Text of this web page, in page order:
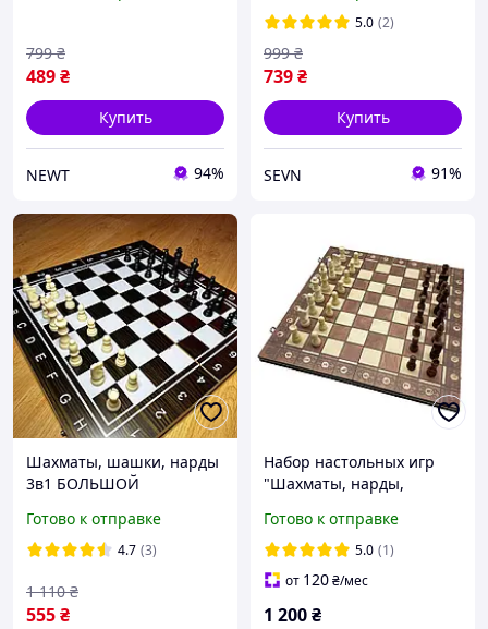
6
489₴
799 ₴
Купить
NEWT 94%
5.0 (2)
739₴
999 ₴
Купить
SEVN 91%
Шахматы, шашки, нарды
3в1 БОЛЬШОЙ
набор Настольная игра
Готово к отправке
4.7 (3)
555₴
1 110 ₴
Набор настольных игр
"Шахматы, нарды,
11 игровое поле 40х40 см
Готово к отправке
5.0 (1)
от 120₴/мес
1 200₴